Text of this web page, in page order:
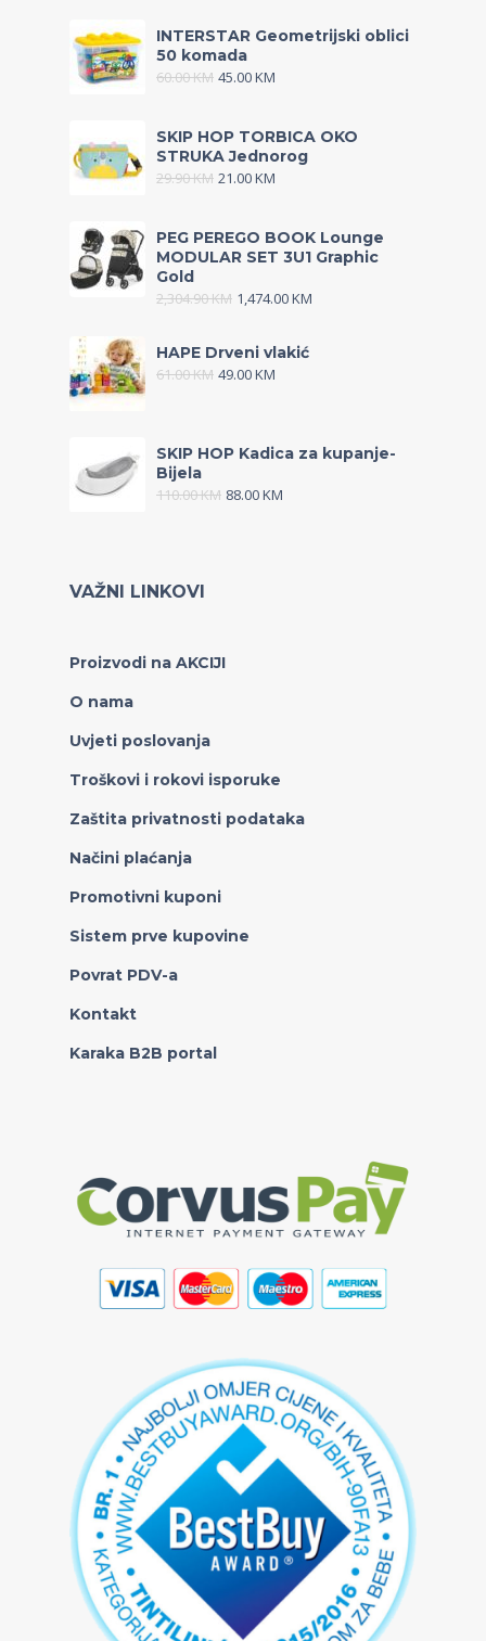
INTERSTAR Geometrijski oblici
50 komada
60.00KM 45.00KM
SKIP HOP TORBICA OKO
STRUKA Jednorog
29.90KM 21.00KM
PEG PEREGO BOOK Lounge
MODULAR SET 3U1 Graphic
Gold
2,304.90KM 1,474.00KM
HAPE Drveni vlakić
61.00KM 49.00KM
SKIP HOP Kadica za kupanje-
Bijela
110.00KM 88.00KM
VAŽNI LINKOVI
Proizvodi na AKCIJI
O nama
Uvjeti poslovanja
Troškovi i rokovi isporuke
Zaštita privatnosti podataka
Načini plaćanja
Promotivni kuponi
Sistem prve kupovine
Povrat PDV-a
Kontakt
Karaka B2B portal